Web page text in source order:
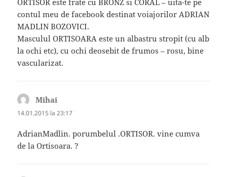
ORTISOR este frate cu BRONZ si CORAL – uita-te pe
contul meu de facebook destinat voiajorilor ADRIAN
MADLIN BOZOVICI.
Masculul ORTISOARA este un albastru stropit (cu alb
la ochi etc), cu ochi deosebit de frumos – rosu, bine
vascularizat.
Mihai
14.01.2015 la 23:17
AdrianMadlin. porumbelul .ORTISOR. vine cumva
de la Ortisoara. ?